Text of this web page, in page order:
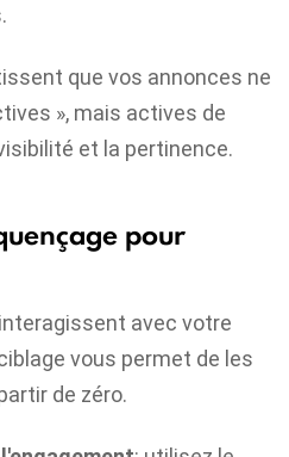
que vos annonces ne
», mais actives de
et la pertinence.
pour
avec votre
vous permet de les
de zéro.